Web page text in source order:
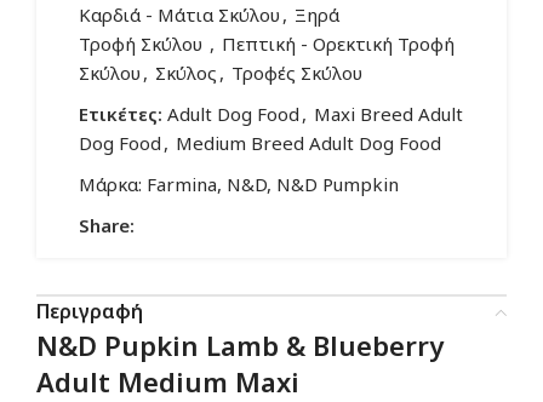
Καρδιά - Μάτια Σκύλου , Ξηρά
Τροφή Σκύλου , Πεπτική - Ορεκτική Τροφή
Σκύλου , Σκύλος , Τροφές Σκύλου
Ετικέτες: Adult Dog Food , Maxi Breed Adult
Dog Food , Medium Breed Adult Dog Food
Μάρκα: Farmina, N&D, N&D Pumpkin
Share:
Περιγραφή
N&D Pupkin Lamb & Blueberry
Adult Medium Maxi